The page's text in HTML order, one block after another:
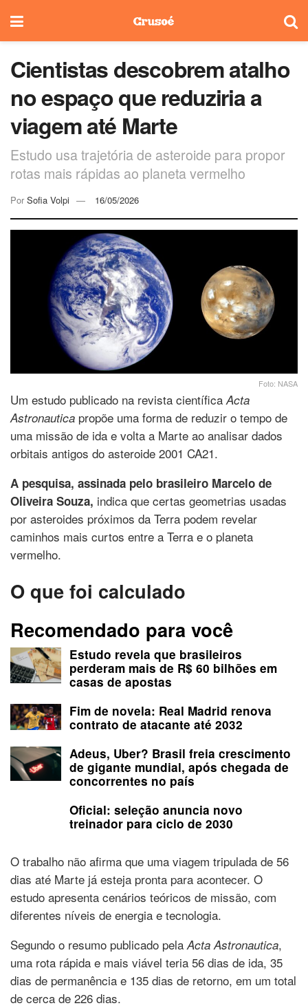
Cientistas descobrem atalho
no espaço que reduziria a
viagem até Marte
Estudo usa trajetória de asteroide para propor
rotas mais rápidas ao planeta vermelho
Por Sofia Volpi 16/05/2026
Foto: NASA
Um estudo publicado na revista científica Acta
Astronautica propõe uma forma de reduzir o tempo de
uma missão de ida e volta a Marte ao analisar dados
orbitais antigos do asteroide 2001 CA21.
A pesquisa, assinada pelo brasileiro Marcelo de
Oliveira Souza, indica que certas geometrias usadas
por asteroides próximos da Terra podem revelar
caminhos mais curtos entre a Terra e o planeta
vermelho.
O que foi calculado
Recomendado para você
Estudo revela que brasileiros
perderam mais de R$ 60 bilhões em
casas de apostas
Fim de novela: Real Madrid renova
contrato de atacante até 2032
Adeus, Uber? Brasil freia crescimento
de gigante mundial, após chegada de
concorrentes no país
Oficial: seleção anuncia novo
treinador para ciclo de 2030
O trabalho não afirma que uma viagem tripulada de 56
dias até Marte já esteja pronta para acontecer. O
estudo apresenta cenários teóricos de missão, com
diferentes níveis de energia e tecnologia.
Segundo o resumo publicado pelaActa Astronautica,
uma rota rápida e mais viável teria 56 dias de ida, 35
dias de permanência e 135 dias de retorno, em um total
de cerca de 226 dias.